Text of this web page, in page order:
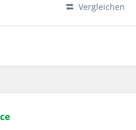
Vergleichen